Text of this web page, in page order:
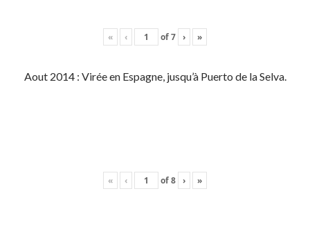
« ‹ of7 › »
Aout 2014 : Virée en Espagne, jusqu’à Puerto de la Selva.
« ‹ of8 › »